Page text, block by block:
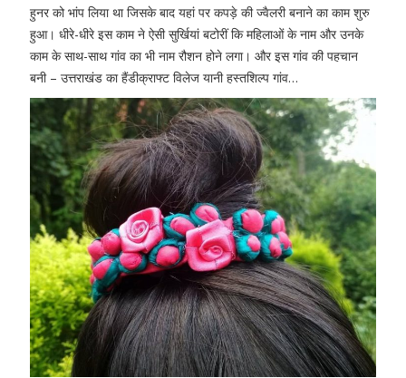
हुनर को भांप लिया था जिसके बाद यहां पर कपड़े की ज्वैलरी बनाने का काम शुरु
हुआ। धीरे-धीरे इस काम ने ऐसी सुर्खियां बटोरीं कि महिलाओं के नाम और उनके
काम के साथ-साथ गांव का भी नाम रौशन होने लगा। और इस गांव की पहचान
बनी – उत्तराखंड का हैंडीक्राफ्ट विलेज यानी हस्तशिल्प गांव…